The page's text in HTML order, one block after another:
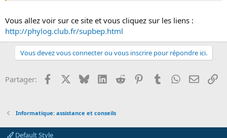
Vous allez voir sur ce site et vous cliquez sur les liens :
http://phylog.club.fr/supbep.html
Vous devez vous connecter ou vous inscrire pour répondre ici.
Partager: Facebook BlueskyLinkedInReddit PinterestTumblrWhatsApp
Email
Informatique: assistance et conseils
Default Style